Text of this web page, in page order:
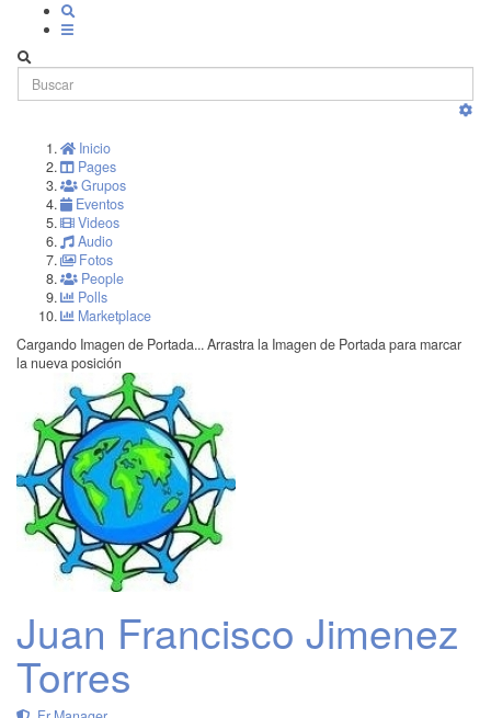
Inicio
Pages
Grupos
Eventos
Videos
Audio
Fotos
People
Polls
Marketplace
Cargando Imagen de Portada... Arrastra la Imagen de Portada para marcar
la nueva posición
Juan Francisco Jimenez
Torres